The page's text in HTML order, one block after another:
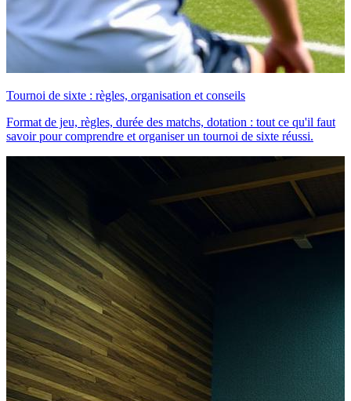
Tournoi de sixte : règles, organisation et conseils
Format de jeu, règles, durée des matchs, dotation : tout ce qu'il faut
savoir pour comprendre et organiser un tournoi de sixte réussi.